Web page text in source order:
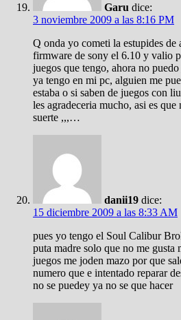
Garu dice:
3 noviembre 2009 a las 8:16 PM
Q onda yo cometi la estupides de
firmware de sony el 6.10 y valio
juegos que tengo, ahora no
ya tengo en mi pc, alguien me
estaba o si saben de juegos con
les agradeceria mucho, asi es
suerte ,,,…
danii19 dice:
15 diciembre 2009 a las 8:33 AM
pues yo tengo el Soul Calibur
puta madre solo que no me gusta
juegos me joden mazo por que
numero que e intentado reparar
no se puedey ya no se que hacer